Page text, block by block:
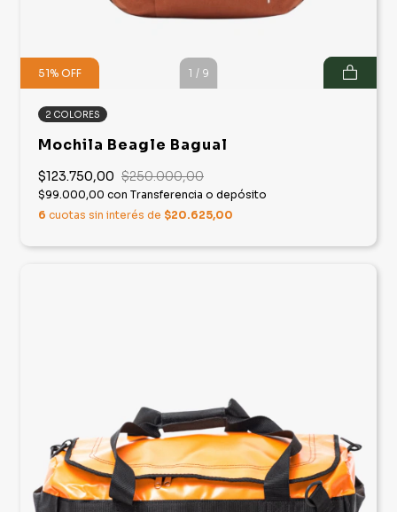
1 / 9
51% OFF
2 COLORES
Mochila Beagle Bagual
$123.750,00 $250.000,00
$99.000,00 con Transferencia o depósito
6 cuotas sin interés de $20.625,00